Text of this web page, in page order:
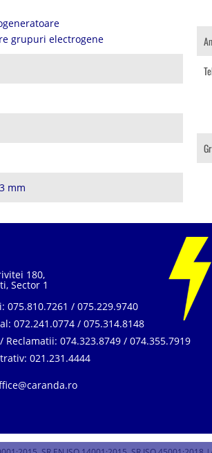
grupuri electrogene
mm
180,
Sector 1
075.810.7261 / 075.229.9740
072.241.0774 / 075.314.8148
Reclamatii: 074.323.8749 / 074.355.7919
021.231.4444